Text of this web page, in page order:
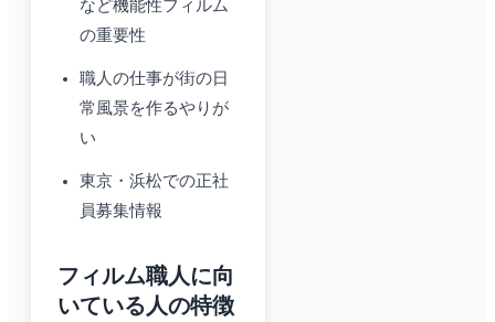
など機能性フィルム
の重要性
職人の仕事が街の日
常風景を作るやりが
い
東京・浜松での正社
員募集情報
フィルム職人に向
いている人の特徴